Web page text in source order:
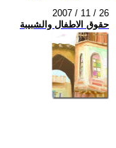
2007 / 11 / 26
حقوق الاطفال والشبيبة